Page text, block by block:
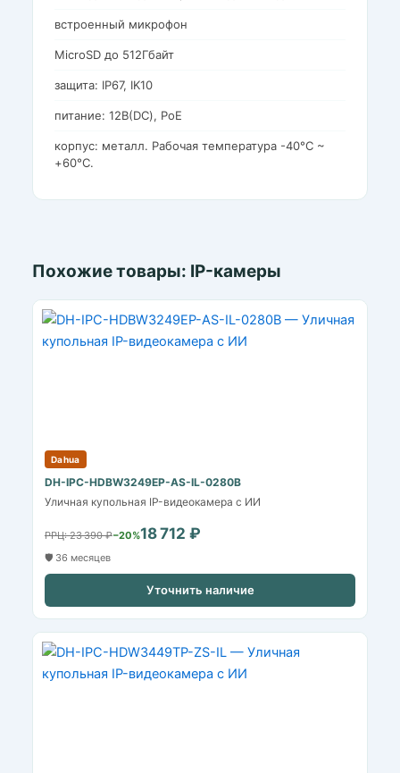
встроенный микрофон
MicroSD до 512Гбайт
защита: IP67, IK10
питание: 12В(DC), PoE
корпус: металл. Рабочая температура -40°C ~
+60°C.
Похожие товары: IP-камеры
Dahua
DH-IPC-HDBW3249EP-AS-IL-0280B
Уличная купольная IP-видеокамера с ИИ
РРЦ: 23 390 ₽−20%18 712 ₽
🛡️ 36 месяцев
Уточнить наличие